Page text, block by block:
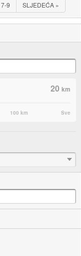
7-9 SLJEDEĆA »
20km
100 km Sve